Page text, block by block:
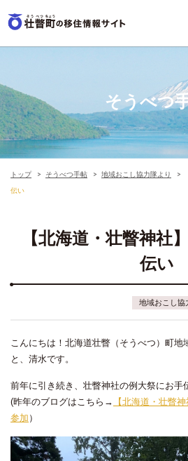
そうべつ
トップ そうべつ手帖 地域おこし協力隊より
伝い
【北海道・壮瞥神社
伝い
地域おこし協
こんにちは！北海道壮瞥（そうべつ）町地
と、清水です。
前年に引き続き、壮瞥神社の例大祭にお手
(昨年のブログはこちら→
【北海道・壮瞥
参加 ）